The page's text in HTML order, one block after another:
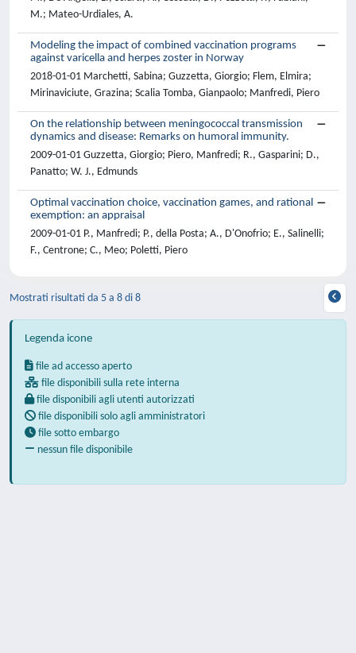
M.; Mateo-Urdiales, A.
Modeling the impact of combined vaccination programs
against varicella and herpes zoster in Norway
2018-01-01 Marchetti, Sabina; Guzzetta, Giorgio; Flem, Elmira;
Mirinaviciute, Grazina; Scalia Tomba, Gianpaolo; Manfredi, Piero
On the relationship between meningococcal transmission
dynamics and disease: Remarks on humoral immunity.
2009-01-01 Guzzetta, Giorgio; Piero, Manfredi; R., Gasparini; D.,
Panatto; W. J., Edmunds
Optimal vaccination choice, vaccination games, and rational
exemption: an appraisal
2009-01-01 P., Manfredi; P., della Posta; A., D'Onofrio; E., Salinelli;
F., Centrone; C., Meo; Poletti, Piero
Mostrati risultati da 5 a 8 di 8
Legenda icone
file ad accesso aperto
file disponibili sulla rete interna
file disponibili agli utenti autorizzati
file disponibili solo agli amministratori
file sotto embargo
nessun file disponibile